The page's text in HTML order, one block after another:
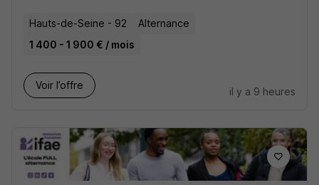
Hauts-de-Seine - 92
Alternance
1 400 - 1 900 € / mois
Voir l’offre
il y a 9 heures